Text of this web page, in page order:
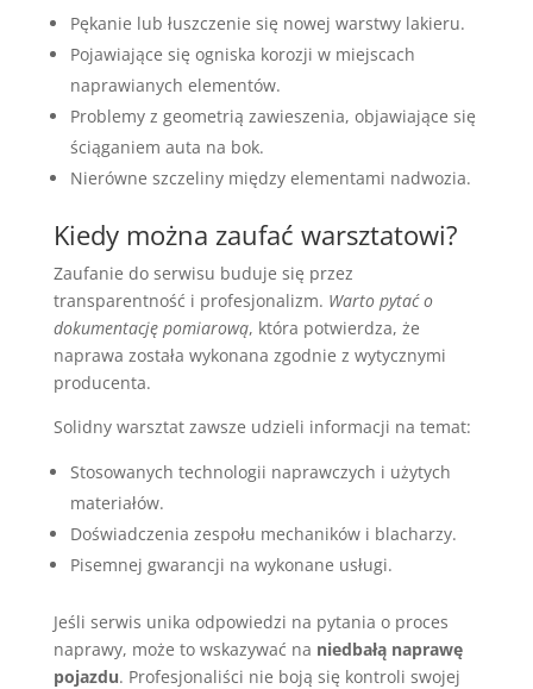
Pękanie lub łuszczenie się nowej warstwy lakieru.
Pojawiające się ogniska korozji w miejscach
naprawianych elementów.
Problemy z geometrią zawieszenia, objawiające się
ściąganiem auta na bok.
Nierówne szczeliny między elementami nadwozia.
Kiedy można zaufać warsztatowi?
Zaufanie do serwisu buduje się przez
transparentność i profesjonalizm. Warto pytać o
dokumentację pomiarową, która potwierdza, że
naprawa została wykonana zgodnie z wytycznymi
producenta.
Solidny warsztat zawsze udzieli informacji na temat:
Stosowanych technologii naprawczych i użytych
materiałów.
Doświadczenia zespołu mechaników i blacharzy.
Pisemnej gwarancji na wykonane usługi.
Jeśli serwis unika odpowiedzi na pytania o proces
naprawy, może to wskazywać na niedbałą naprawę
pojazdu. Profesjonaliści nie boją się kontroli swojej